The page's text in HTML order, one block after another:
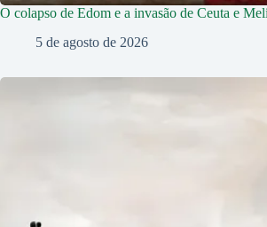
O colapso de Edom e a invasão de Ceuta e
5 de agosto de 2026